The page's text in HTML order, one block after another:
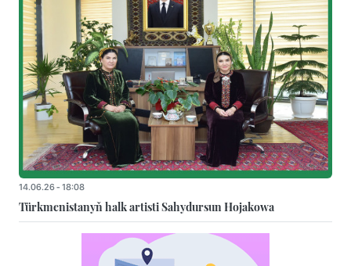
14.06.26 - 18:08
Türkmenistanyň halk artisti Sahydursun Hojakowa